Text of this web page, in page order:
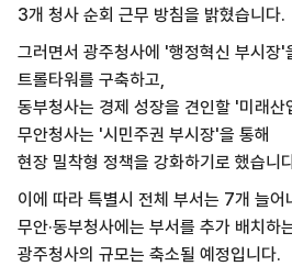
3개 청사 순회 근무 방침을 밝혔습니다.
그러면서 광주청사에 '행정혁신 부시장'
트롤타워를 구축하고,
동부청사는 경제 성장을 견인할 '미래산
무안청사는 '시민주권 부시장'을 통해
현장 밀착형 정책을 강화하기로 했습니
이에 따라 특별시 전체 부서는 7개 늘어
무안·동부청사에는 부서를 추가 배치하
광주청사의 규모는 축소될 예정입니다.